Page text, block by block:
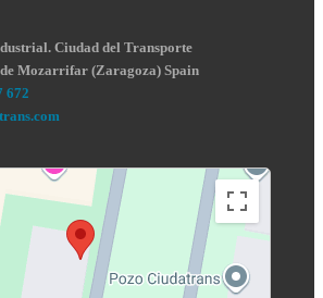
Ciudad del Transporte
de Mozarrifar (Zaragoza) Spain
672